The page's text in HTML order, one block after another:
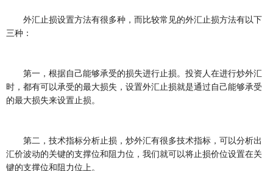
外汇止损设置方法有很多种，而比较常见的外汇止损方法有以下
三种：
第一，根据自己能够承受的损失进行止损。投资人在进行炒外汇
时，都有可以承受的最大损失，设置外汇止损就是通过自己能够承受
的最大损失来设置止损。
第二，技术指标分析止损，炒外汇有很多技术指标，可以分析出
汇价波动的关键的支撑位和阻力位，我们就可以将止损价位设置在关
键的支撑位和阻力位上。